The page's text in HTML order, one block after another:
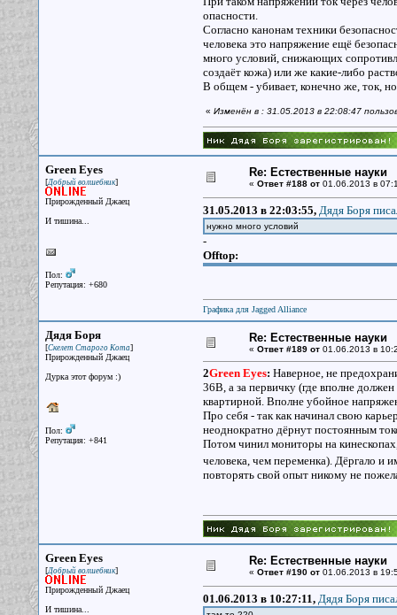
опасности.
Согласно канонам техники
человека это напряжение ещё
много условий, снижающих
создаёт кожа) или же какие-либо
В общем - убивает, конечно же, ток,
« Изменён в : 31.05.2013 в 22:08:47
Green Eyes
[Добрый волшебник]
Прирожденный Джаец
И тишина...
Пол:
Репутация: +680
Re: Естественные науки
« Ответ #188 от01.06.2013 в
31.05.2013 в 22:03:55, Дядя Боря
нужно много условий
-
Offtop:
Графика для Jagged Alliance
Дядя Боря
[Скелет Старого Кота]
Прирожденный Джаец
Дурка этот форум :)
Пол:
Репутация: +841
Re: Естественные науки
« Ответ #189 от01.06.2013 в
2Green Eyes: Наверное, не
36В, а за первичку (где вполне
квартирной. Вполне убойное
Про себя - так как начинал свою
неоднократно дёрнут постоянным
Потом чинил мониторы на
человека, чем переменка). Дёргало и
повторять свой опыт никому не
Green Eyes
[Добрый волшебник]
Прирожденный Джаец
И тишина...
Re: Естественные науки
« Ответ #190 от01.06.2013 в
01.06.2013 в 10:27:11, Дядя Боря